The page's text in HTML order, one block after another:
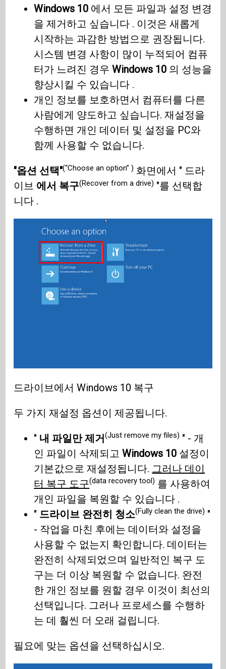
Windows 10 에서 모든 파일과 설정 변경
을 제거하고 싶습니다 . 이것은 새롭게
시작하는 과감한 방법으로 권장됩니다.
시스템 변경 사항이 많이 누적되어 컴퓨
터가 느려진 경우Windows 10 의 성능을
향상시킬 수 있습니다 .
개인 정보를 보호하면서 컴퓨터를 다른
사람에게 양도하고 싶습니다. 재설정을
수행하면 개인 데이터 및 설정을 PC와
함께 사용할 수 없습니다.
"옵션 선택"(“Choose an option” ) 화면에서 " 드라
이브 에서 복구(Recover from a drive) "를 선택합
니다 .
드라이브에서 Windows 10 복구
두 가지 재설정 옵션이 제공됩니다.
" 내 파일만 제거(Just remove my files) " - 개
인 파일이 삭제되고Windows 10 설정이
기본값으로 재설정됩니다. 그러나 데이
터 복구 도구(data recovery tool) 를 사용하여
개인 파일을 복원할 수 있습니다 .
" 드라이브 완전히 청소(Fully clean the drive) "
- 작업을 마친 후에는 데이터와 설정을
사용할 수 없는지 확인합니다. 데이터는
완전히 삭제되었으며 일반적인 복구 도
구는 더 이상 복원할 수 없습니다. 완전
한 개인 정보를 원할 경우 이것이 최선의
선택입니다. 그러나 프로세스를 수행하
는 데 훨씬 더 오래 걸립니다.
필요에 맞는 옵션을 선택하십시오.